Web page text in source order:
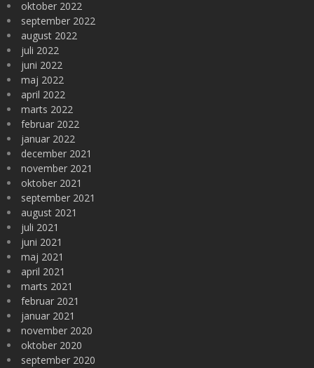
oktober 2022
september 2022
august 2022
juli 2022
juni 2022
maj 2022
april 2022
marts 2022
februar 2022
januar 2022
december 2021
november 2021
oktober 2021
september 2021
august 2021
juli 2021
juni 2021
maj 2021
april 2021
marts 2021
februar 2021
januar 2021
november 2020
oktober 2020
september 2020